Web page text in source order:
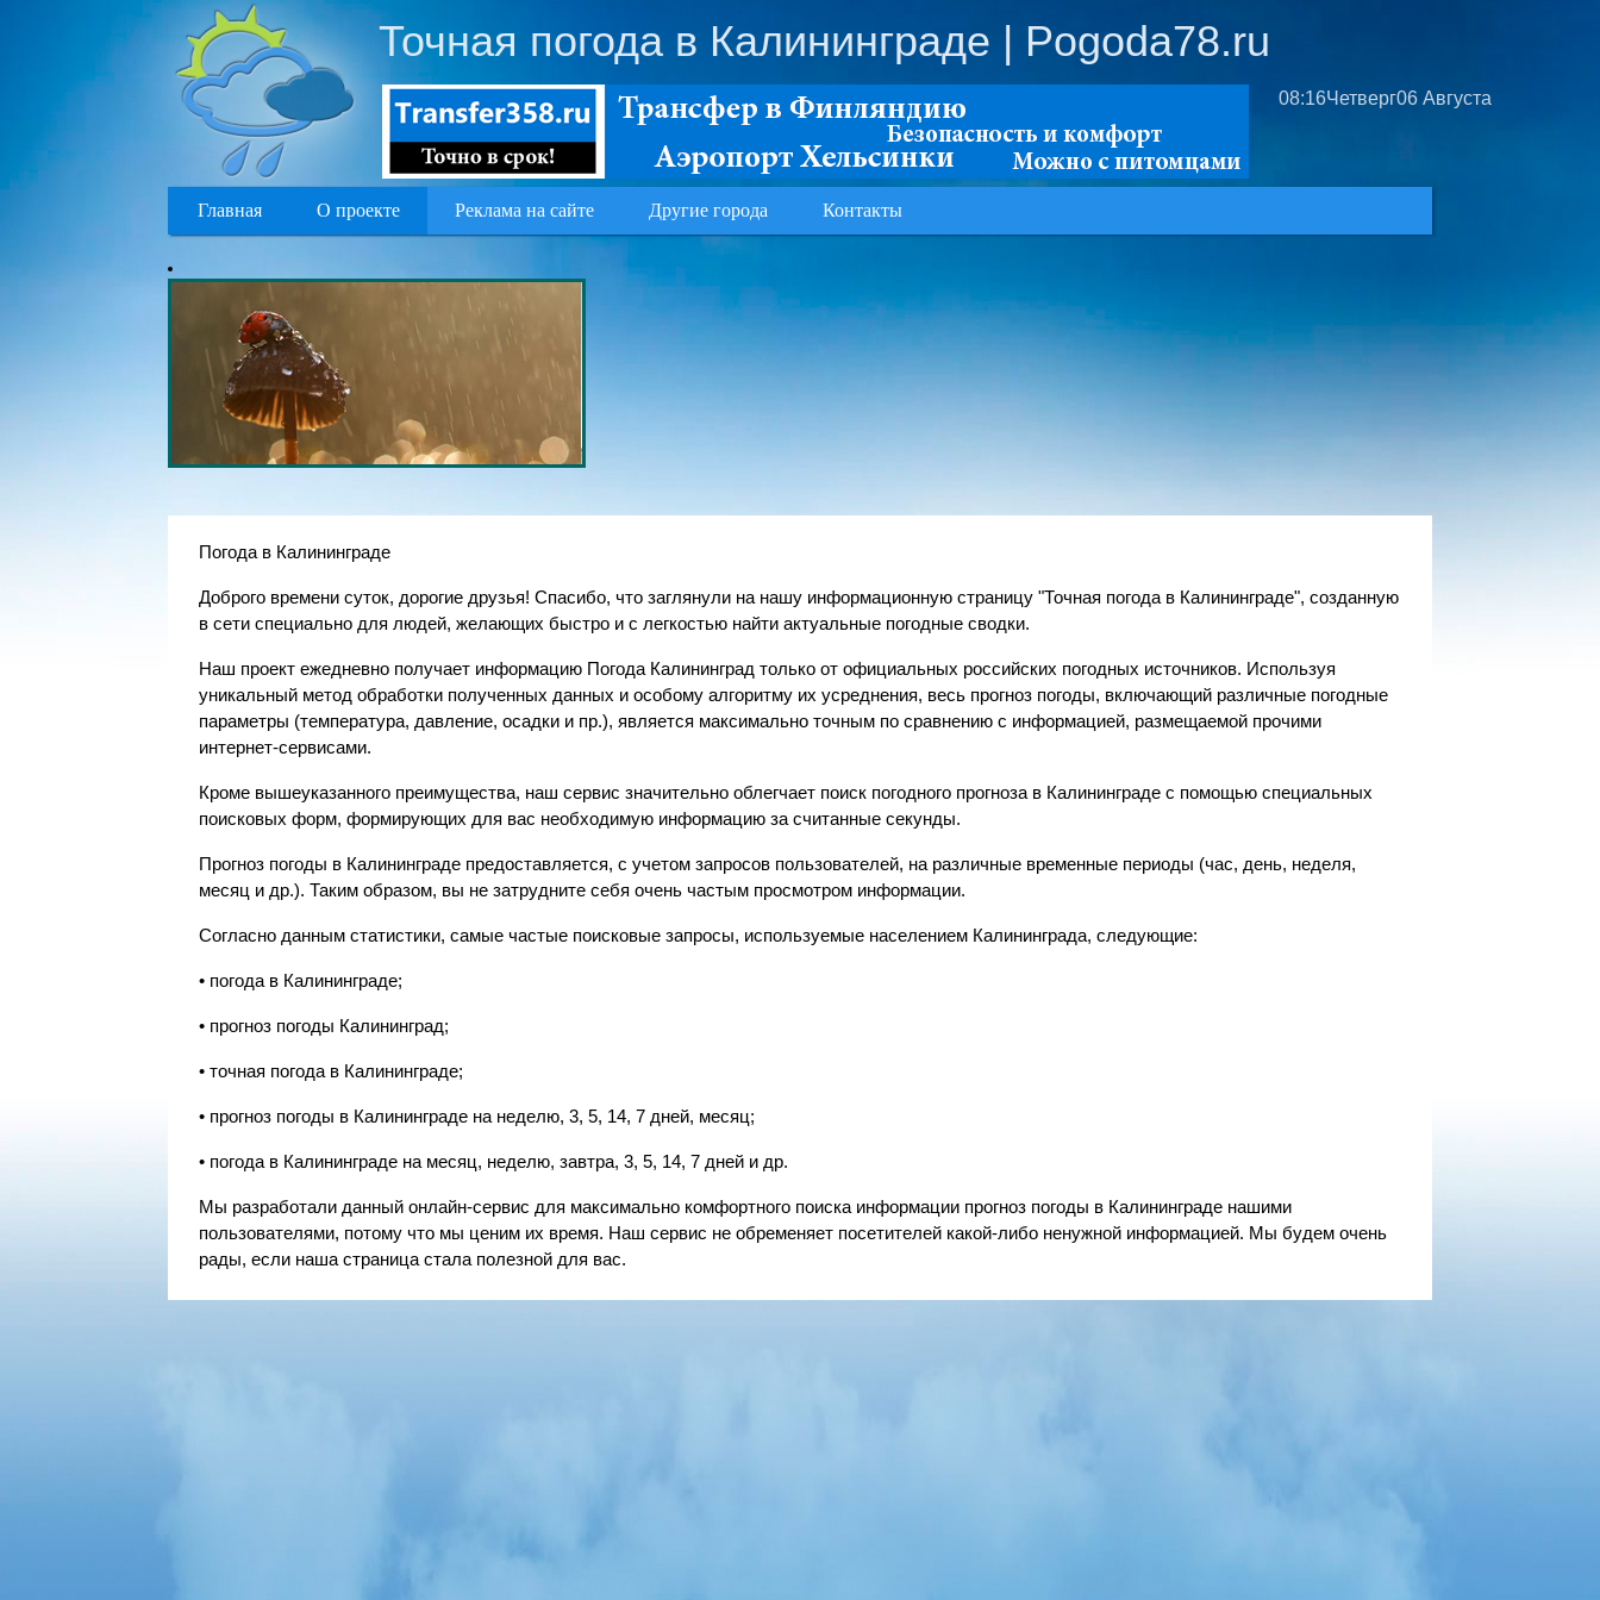
Точная погода в Калининграде | Pogoda78.ru
08:16Четверг06 Августа
Главная О проекте Реклама на сайте Другие города Контакты
Погода в Калининграде
Доброго времени суток, дорогие друзья! Спасибо, что заглянули на нашу информационную страницу "Точная погода в Калининграде", созданную
в сети специально для людей, желающих быстро и с легкостью найти актуальные погодные сводки.
Наш проект ежедневно получает информацию Погода Калининград только от официальных российских погодных источников. Используя
уникальный метод обработки полученных данных и особому алгоритму их усреднения, весь прогноз погоды, включающий различные погодные
параметры (температура, давление, осадки и пр.), является максимально точным по сравнению с информацией, размещаемой прочими
интернет-сервисами.
Кроме вышеуказанного преимущества, наш сервис значительно облегчает поиск погодного прогноза в Калининграде с помощью специальных
поисковых форм, формирующих для вас необходимую информацию за считанные секунды.
Прогноз погоды в Калининграде предоставляется, с учетом запросов пользователей, на различные временные периоды (час, день, неделя,
месяц и др.). Таким образом, вы не затрудните себя очень частым просмотром информации.
Согласно данным статистики, самые частые поисковые запросы, используемые населением Калининграда, следующие:
• погода в Калининграде;
• прогноз погоды Калининград;
• точная погода в Калининграде;
• прогноз погоды в Калининграде на неделю, 3, 5, 14, 7 дней, месяц;
• погода в Калининграде на месяц, неделю, завтра, 3, 5, 14, 7 дней и др.
Мы разработали данный онлайн-сервис для максимально комфортного поиска информации прогноз погоды в Калининграде нашими
пользователями, потому что мы ценим их время. Наш сервис не обременяет посетителей какой-либо ненужной информацией. Мы будем очень
рады, если наша страница стала полезной для вас.